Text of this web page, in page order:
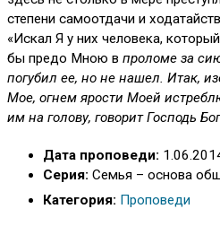
степени самоотдачи и
«Искал Я у них человека,
бы предо Мною в проломе за
погубил ее, но не нашел. Итак,
Мое, огнем ярости Моей
им на голову, говорит Господь
Дата проповеди:
Серия: Семья – основа
Категория: Проповеди